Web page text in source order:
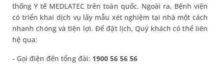
thống Y tế MEDLATEC trên toàn quốc. Ngoài ra, Bệnh viện
có triển khai dịch vụ lấy mẫu xét nghiệm tại nhà một cách
nhanh chóng và tiện lợi. Để đặt lịch, Quý khách có thể liên
hệ qua:
- Gọi điện đến tổng đài: 1900 56 56 56